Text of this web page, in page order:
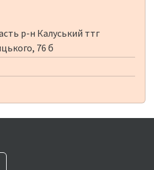
р-н Калуський ттг
76 б